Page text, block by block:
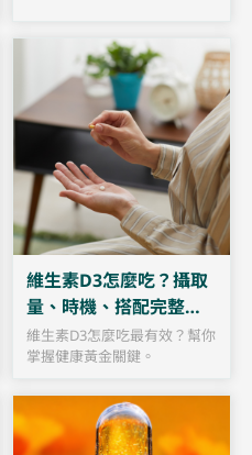
維生素D3怎麼吃？攝取
量、時機、搭配完整指
南
維生素D3怎麼吃最有效？幫你
掌握健康黃金關鍵。